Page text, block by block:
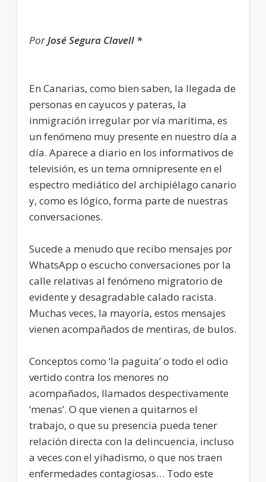
PorJosé Segura Clavell *
En Canarias, como bien saben, la llegada de
personas en cayucos y pateras, la
inmigración irregular por vía marítima, es
un fenómeno muy presente en nuestro día a
día. Aparece a diario en los informativos de
televisión, es un tema omnipresente en el
espectro mediático del archipiélago canario
y, como es lógico, forma parte de nuestras
conversaciones.
Sucede a menudo que recibo mensajes por
WhatsApp o escucho conversaciones por la
calle relativas al fenómeno migratorio de
evidente y desagradable calado racista.
Muchas veces, la mayoría, estos mensajes
vienen acompañados de mentiras, de bulos.
Conceptos como ‘la paguita’ o todo el odio
vertido contra los menores no
acompañados, llamados despectivamente
‘menas’. O que vienen a quitarnos el
trabajo, o que su presencia pueda tener
relación directa con la delincuencia, incluso
a veces con el yihadismo, o que nos traen
enfermedades contagiosas… Todo este